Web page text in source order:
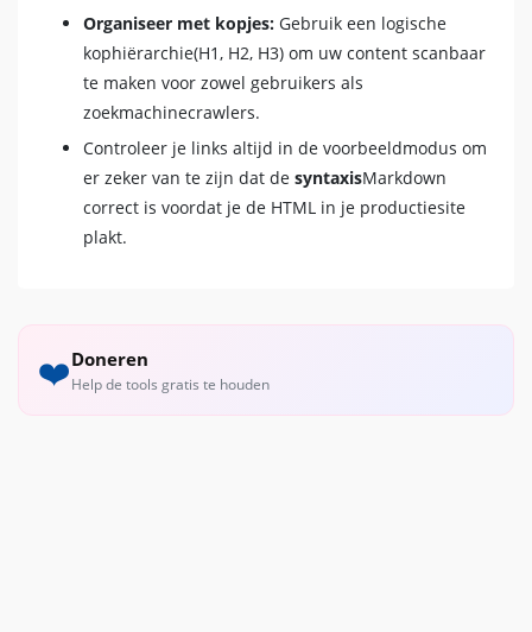
Organiseer met kopjes: Gebruik een logische
kophiërarchie(H1, H2, H3) om uw content scanbaar
te maken voor zowel gebruikers als
zoekmachinecrawlers.
Controleer je links altijd in de voorbeeldmodus om
er zeker van te zijn dat de syntaxisMarkdown
correct is voordat je de HTML in je productiesite
plakt.
❤️Doneren
Help de tools gratis te houden